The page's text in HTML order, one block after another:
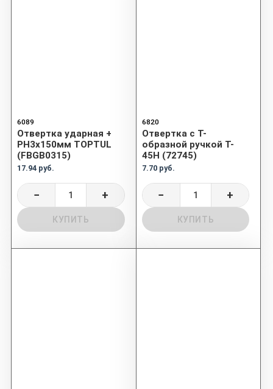
6089
Отвертка ударная +
PH3x150мм TOPTUL
(FBGB0315)
17.94 руб.
− +
КУПИТЬ
6820
Отвертка с Т-
образной ручкой T-
45H (72745)
7.70 руб.
− +
КУПИТЬ